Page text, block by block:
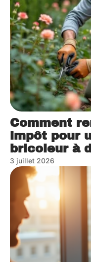
Comment
impôt pour
bricoleur à
3 juillet 2026